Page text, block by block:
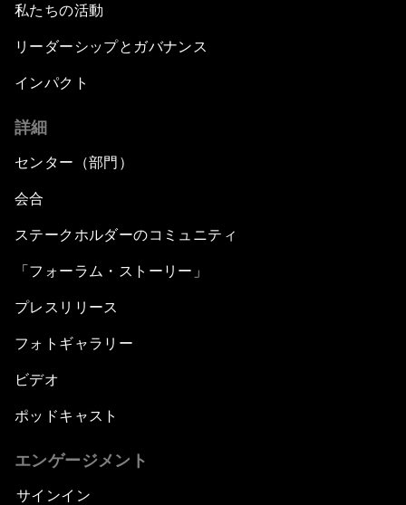
私たちの活動
リーダーシップとガバナンス
インパクト
詳細
センター（部門）
会合
ステークホルダーのコミュニティ
「フォーラム・ストーリー」
プレスリリース
フォトギャラリー
ビデオ
ポッドキャスト
エンゲージメント
サインイン